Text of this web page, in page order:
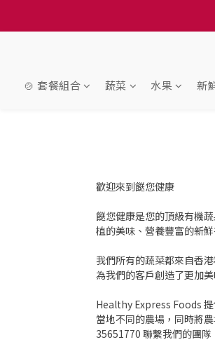
🍲 套餐組合 蔬菜 水果 新
歡迎來到餸您健康
餸您健康是您的頂級有機
植的美味、營養豐富的新
我們所有的蔬菜都來自香
為我們的客戶創造了更加
Healthy Express Foods
當地不同的農場，同時將
35651770 聯繫我們的團